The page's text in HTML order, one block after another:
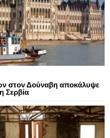
στον Δούναβη αποκάλυψε
Σερβία